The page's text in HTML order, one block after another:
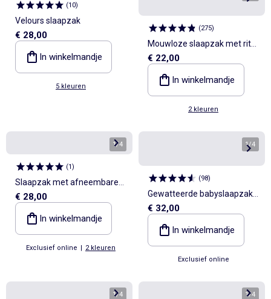
(10)
Velours slaapzak
€ 28,00
In winkelmandje
5 kleuren
(275)
Mouwloze slaapzak met rits
van velours 'Disney' 'Simba'
€ 22,00
In winkelmandje
2 kleuren
1/4
(1)
Slaapzak met afneembare
mouwen
€ 28,00
In winkelmandje
Exclusief online | 2 kleuren
1/4
(98)
Gewatteerde babyslaapzak
met afneembare mouwen,
TOG-waarde 2.5
€ 32,00
In winkelmandje
Exclusief online
1/4 1/4